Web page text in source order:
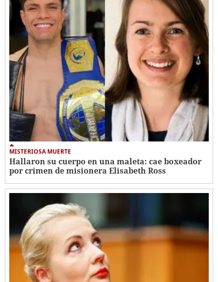
MISTERIOSA MUERTE
Hallaron su cuerpo en una maleta: cae boxeador
por crimen de misionera Elisabeth Ross